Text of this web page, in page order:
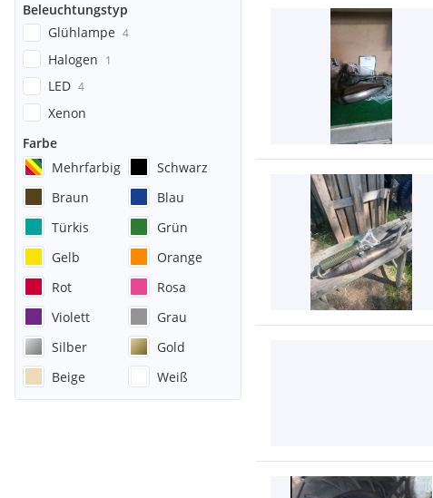
Beleuchtungstyp
Glühlampe 4
Halogen 1
LED 4
Xenon
Farbe
Mehrfarbig
Schwarz
Braun
Blau
Türkis
Grün
Gelb
Orange
Rot
Rosa
Violett
Grau
Silber
Gold
Beige
Weiß